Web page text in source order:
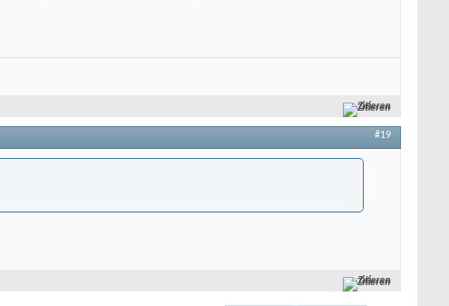
Zitieren
#19
Zitieren